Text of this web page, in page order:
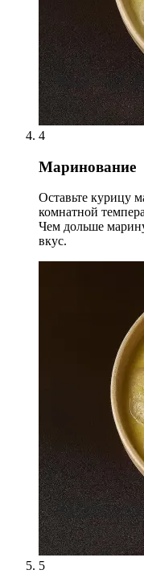
4
Маринование
Оставьте курицу
комнатной
Чем дольше
вкус.
5